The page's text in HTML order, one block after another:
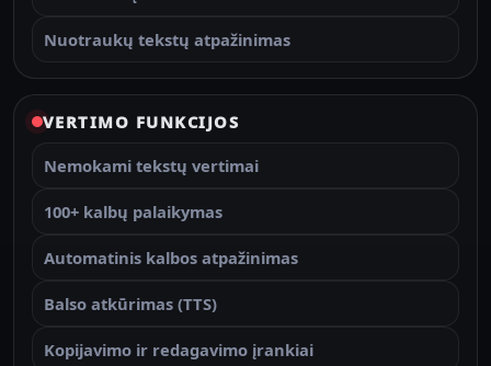
Nuotraukų tekstų atpažinimas
VERTIMO FUNKCIJOS
Nemokami tekstų vertimai
100+ kalbų palaikymas
Automatinis kalbos atpažinimas
Balso atkūrimas (TTS)
Kopijavimo ir redagavimo įrankiai